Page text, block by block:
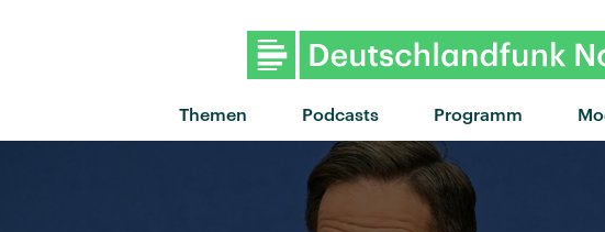
Themen Podcasts Programm
"Superior" von